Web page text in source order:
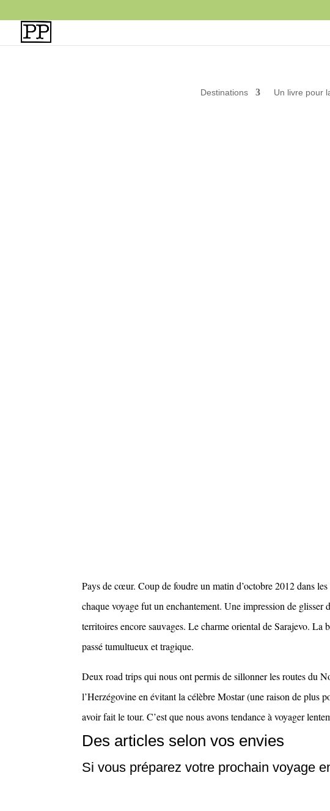
Destinations Un livre pour
Pays de cœur. Coup de foudre un matin d’octobre 2012 dans
chaque voyage fut un enchantement. Une impression de
territoires encore sauvages. Le charme oriental de Sarajevo.
passé tumultueux et tragique.
Deux road trips qui nous ont permis de sillonner les routes du
l’Herzégovine en évitant la célèbre Mostar (une raison de plus
avoir fait le tour. C’est que nous avons tendance à voyager
Des articles selon vos envies
Si vous préparez votre prochain voyage